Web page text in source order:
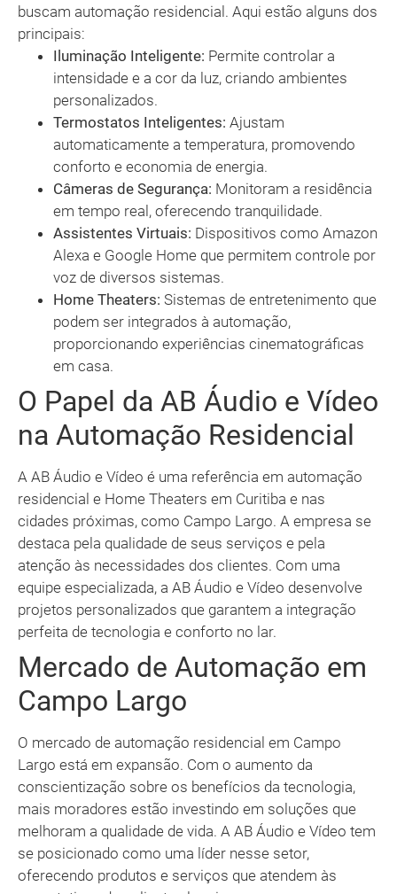
buscam automação residencial. Aqui estão alguns dos
principais:
Iluminação Inteligente: Permite controlar a
intensidade e a cor da luz, criando ambientes
personalizados.
Termostatos Inteligentes: Ajustam
automaticamente a temperatura, promovendo
conforto e economia de energia.
Câmeras de Segurança: Monitoram a residência
em tempo real, oferecendo tranquilidade.
Assistentes Virtuais: Dispositivos como Amazon
Alexa e Google Home que permitem controle por
voz de diversos sistemas.
Home Theaters: Sistemas de entretenimento que
podem ser integrados à automação,
proporcionando experiências cinematográficas
em casa.
O Papel da AB Áudio e Vídeo
na Automação Residencial
A AB Áudio e Vídeo é uma referência em automação
residencial e Home Theaters em Curitiba e nas
cidades próximas, como Campo Largo. A empresa se
destaca pela qualidade de seus serviços e pela
atenção às necessidades dos clientes. Com uma
equipe especializada, a AB Áudio e Vídeo desenvolve
projetos personalizados que garantem a integração
perfeita de tecnologia e conforto no lar.
Mercado de Automação em
Campo Largo
O mercado de automação residencial em Campo
Largo está em expansão. Com o aumento da
conscientização sobre os benefícios da tecnologia,
mais moradores estão investindo em soluções que
melhoram a qualidade de vida. A AB Áudio e Vídeo tem
se posicionado como uma líder nesse setor,
oferecendo produtos e serviços que atendem às